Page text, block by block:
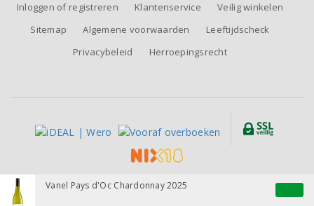
Vanel Pays d'Oc Chardonnay 2025
Inloggen of registreren Klantenservice
Veilig winkelen
Sitemap
Algemene voorwaarden
Leeftijdscheck
Privacybeleid
Herroepingsrecht
Alle prijzen zijn inclusief BTW, exclusief eventuele verzendkosten.